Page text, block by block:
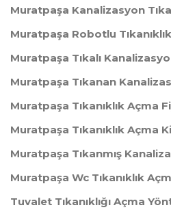
Muratpaşa Kanalizasyon
Muratpaşa Robotlu
Muratpaşa Tıkalı
Muratpaşa Tıkanan
Muratpaşa Tıkanıklık Açma
Muratpaşa Tıkanıklık Açma
Muratpaşa Tıkanmış
Muratpaşa Wc Tıkanıklık
Tuvalet Tıkanıklığı Açma